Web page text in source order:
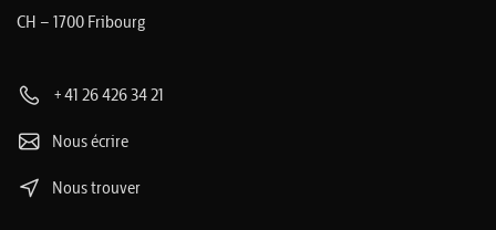
CH – 1700 Fribourg
+41 26 426 34 21
Nous écrire
Nous trouver